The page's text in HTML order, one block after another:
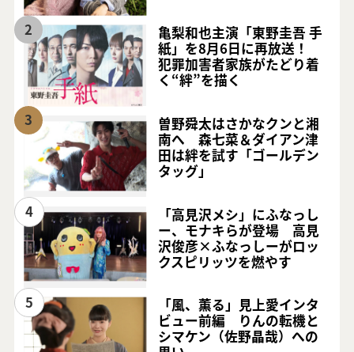
2
亀梨和也主演「東野圭吾 手
紙」を8月6日に再放送！
犯罪加害者家族がたどり着
く“絆”を描く
3
曽野舜太はさかなクンと湘
南へ 森七菜＆ダイアン津
田は絆を試す「ゴールデン
タッグ」
4
「高見沢メシ」にふなっし
ー、モナキらが登場 高見
沢俊彦×ふなっしーがロッ
クスピリッツを燃やす
5
「風、薫る」見上愛インタ
ビュー前編 りんの転機と
シマケン（佐野晶哉）への